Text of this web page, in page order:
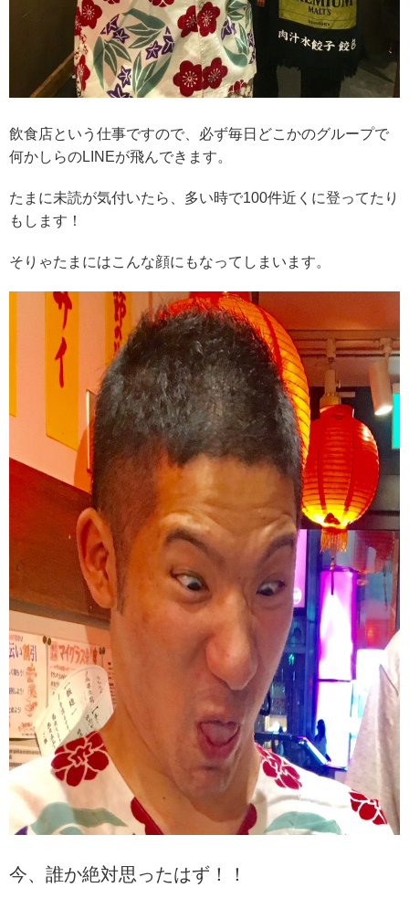
飲食店という仕事ですので、必ず毎日どこかのグループで
何かしらのLINEが飛んできます。
たまに未読が気付いたら、多い時で100件近くに登ってたり
もします！
そりゃたまにはこんな顔にもなってしまいます。
今、誰か絶対思ったはず！！